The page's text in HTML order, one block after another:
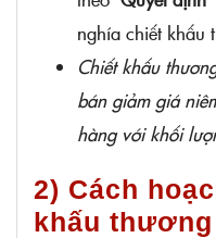
nghía chiết khấu
Chiết khấu
bán giảm giá
hàng với khối
2) Cách
khấu